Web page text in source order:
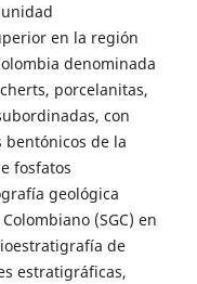
en la región
denominada
porcelanitas,
con
de la
fosfatos
geológica
(SGC) en
de
estratigráficas,